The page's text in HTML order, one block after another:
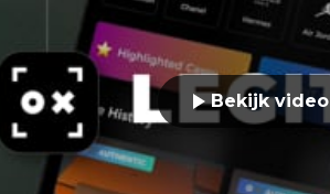
Bekijk video